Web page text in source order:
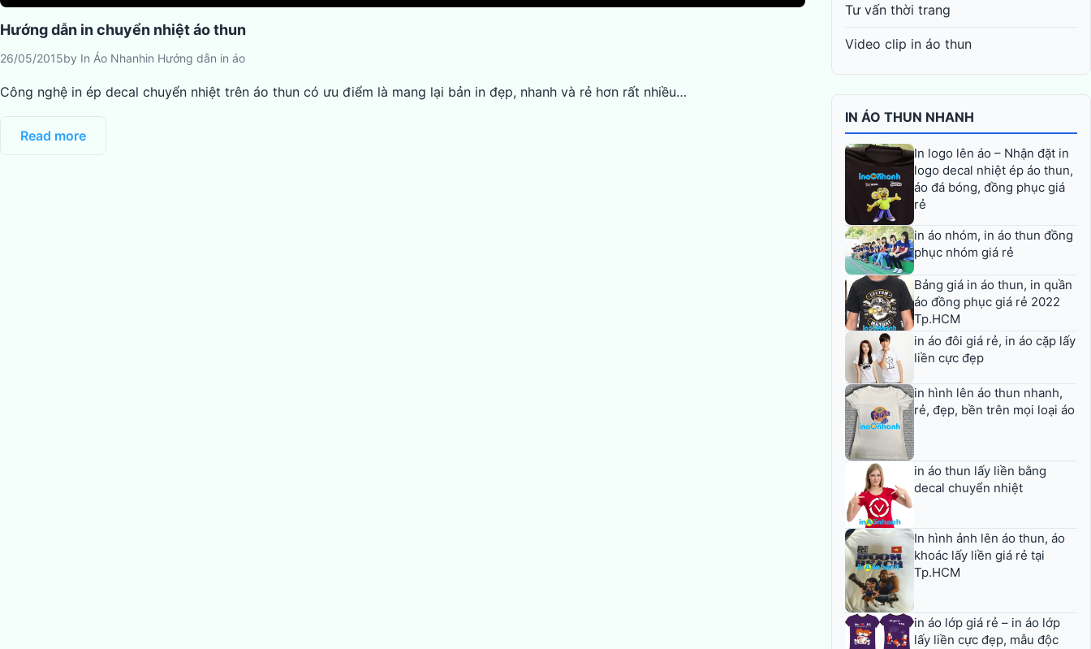
Hướng dẫn in chuyển nhiệt áo thun
26/05/2015by In Áo Nhanhin Hướng dẫn in áo
Công nghệ in ép decal chuyển nhiệt trên áo thun có ưu điểm là mang lại bản in đẹp, nhanh và rẻ hơn rất nhiều…
Read more
Tư vấn thời trang
Video clip in áo thun
IN ÁO THUN NHANH
In logo lên áo – Nhận đặt in
logo decal nhiệt ép áo thun,
áo đá bóng, đồng phục giá
rẻ
in áo nhóm, in áo thun đồng
phục nhóm giá rẻ
Bảng giá in áo thun, in quần
áo đồng phục giá rẻ 2022
Tp.HCM
in áo đôi giá rẻ, in áo cặp lấy
liền cực đẹp
in hình lên áo thun nhanh,
rẻ, đẹp, bền trên mọi loại áo
in áo thun lấy liền bằng
decal chuyển nhiệt
In hình ảnh lên áo thun, áo
khoác lấy liền giá rẻ tại
Tp.HCM
in áo lớp giá rẻ – in áo lớp
lấy liền cực đẹp, mẫu độc